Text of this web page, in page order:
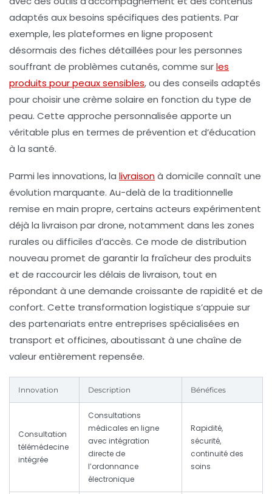
adaptés aux besoins spécifiques des patients. Par
exemple, les plateformes en ligne proposent
désormais des fiches détaillées pour les personnes
souffrant de problèmes cutanés, comme surles
produits pour peaux sensibles, ou des conseils adaptés
pour choisir une crème solaire en fonction du type de
peau. Cette approche personnalisée apporte un
véritable plus en termes de prévention et d’éducation
à la santé.
Parmi les innovations, la livraisonà domicile connaît une
évolution marquante. Au-delà de la traditionnelle
remise en main propre, certains acteurs expérimentent
déjà la livraison par drone, notamment dans les zones
rurales ou difficiles d’accès. Ce mode de distribution
nouveau promet de garantir la fraîcheur des produits
et de raccourcir les délais de livraison, tout en
répondant à une demande croissante de rapidité et de
confort. Cette transformation logistique s’appuie sur
des partenariats entre entreprises spécialisées en
transport et officines, aboutissant à une chaîne de
valeur entièrement repensée.
Innovation Description Bénéfices
Consultation
télémédecine
intégrée
Consultations
médicales en ligne
avec intégration
directe de
l’ordonnance
électronique
Rapidité,
sécurité,
continuité des
soins